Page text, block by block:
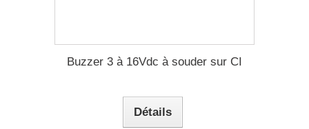
Buzzer 3 à 16Vdc à souder sur CI
Détails